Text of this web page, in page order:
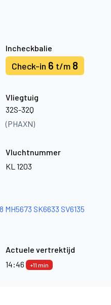
Incheckbalie
Check-in 6 t/m 8
Vliegtuig
32S-32Q
(PHAXN)
Vluchtnummer
KL 1203
MH5673 SK6633 SV6135
Actuele vertrektijd
14:46
+11 min